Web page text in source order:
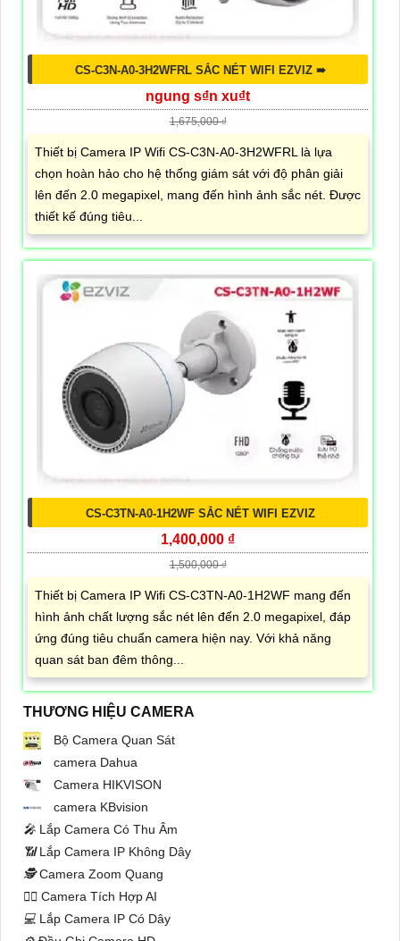
CS-C3N-A0-3H2WFRL SẮC NÉT WIFI EZVIZ ➠
ngung s₫n xu₫t
1,675,000 ₫
Thiết bị Camera IP Wifi CS-C3N-A0-3H2WFRL là lựa
chọn hoàn hảo cho hệ thống giám sát với độ phân giải
lên đến 2.0 megapixel, mang đến hình ảnh sắc nét. Được
thiết kế đúng tiêu...
CS-C3TN-A0-1H2WF SẮC NÉT WIFI EZVIZ
1,400,000 ₫
1,500,000 ₫
Thiết bị Camera IP Wifi CS-C3TN-A0-1H2WF mang đến
hình ảnh chất lượng sắc nét lên đến 2.0 megapixel, đáp
ứng đúng tiêu chuẩn camera hiện nay. Với khả năng
quan sát ban đêm thông...
THƯƠNG HIỆU CAMERA
Bộ Camera Quan Sát
camera Dahua
Camera HIKVISON
camera KBvision
️🎤️ Lắp Camera Có Thu Âm
📶Lắp Camera IP Không Dây
🕵️Camera Zoom Quang
🧛‍♀️ Camera Tích Hợp AI
💻 Lắp Camera IP Có Dây